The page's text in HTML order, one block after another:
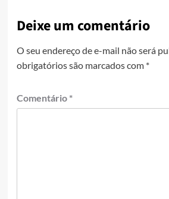
Deixe um comentário
O seu endereço de e-mail não será
obrigatórios são marcados com *
Comentário *